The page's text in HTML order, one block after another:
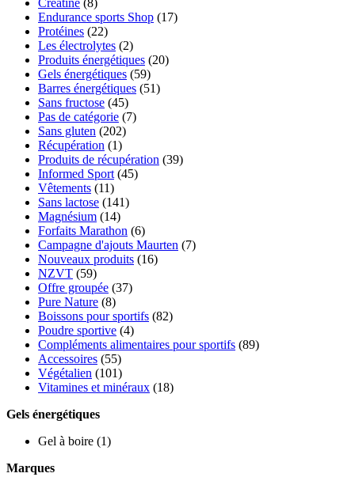
Créatine (8)
Endurance sports Shop (17)
Protéines (22)
Les électrolytes (2)
Produits énergétiques (20)
Gels énergétiques (59)
Barres énergétiques (51)
Sans fructose (45)
Pas de catégorie (7)
Sans gluten (202)
Récupération (1)
Produits de récupération (39)
Informed Sport (45)
Vêtements (11)
Sans lactose (141)
Magnésium (14)
Forfaits Marathon (6)
Campagne d'ajouts Maurten (7)
Nouveaux produits (16)
NZVT (59)
Offre groupée (37)
Pure Nature (8)
Boissons pour sportifs (82)
Poudre sportive (4)
Compléments alimentaires pour sportifs (89)
Accessoires (55)
Végétalien (101)
Vitamines et minéraux (18)
Gels énergétiques
Gel à boire (1)
Marques